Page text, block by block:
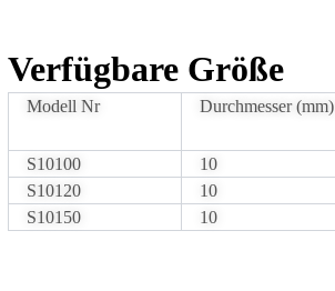
Verfügbare Größe
Modell Nr Durchmesser (mm)
S10100 10
S10120
10
S10150
10